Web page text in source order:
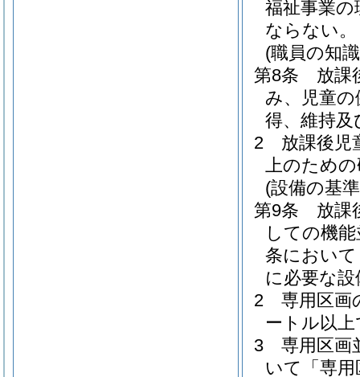
福祉事業
ならない。
(職員の知
第8条
放課
み、児童
得、維持
2
放課後児
上のため
(設備の基
第9条
放課
しての機
条におい
に必要な
2
専用区画
ートル以
3
専用区画
いて「専